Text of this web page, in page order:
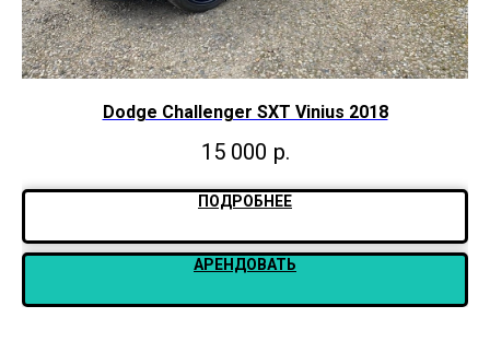
Dodge Challenger SXT Vinius 2018
15 000 р.
ПОДРОБНЕЕ
АРЕНДОВАТЬ